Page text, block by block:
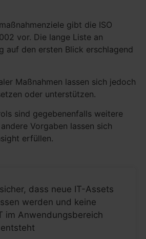
gibt die ISO
vor. Die lange Liste an
auf den ersten Blick erschlagend
Maßnahmen lassen sich jedoch
oder unterstützen.
sind gegebenenfalls weitere
Vorgaben lassen sich
erfüllen.
dass neue IT-Assets
werden und keine
im Anwendungsbereich